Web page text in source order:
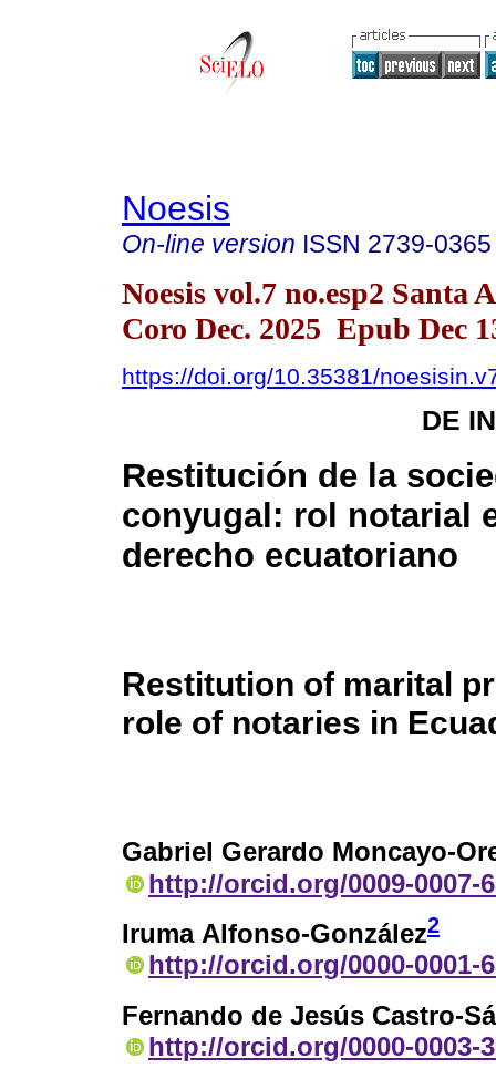
Noesis
On-line version ISSN 2739-0365
Noesis vol.7 no.esp2 Santa
Coro Dec. 2025 Epub Dec
https://doi.org/10.35381/
DE
Restitución de la
conyugal: rol notarial
derecho ecuatoriano
Restitution of marital
role of notaries in
Gabriel Gerardo Moncayo-
http://orcid.org/0009-0007-
Iruma Alfonso-González2
http://orcid.org/0000-0001-
Fernando de Jesús Castro-
http://orcid.org/0000-0003-